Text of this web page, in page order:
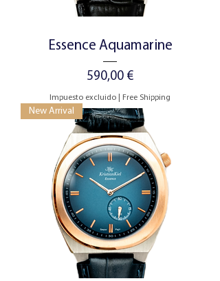
Essence Aquamarine
Precio
590,00 €
Impuesto excluido Free Shipping
New Arrival